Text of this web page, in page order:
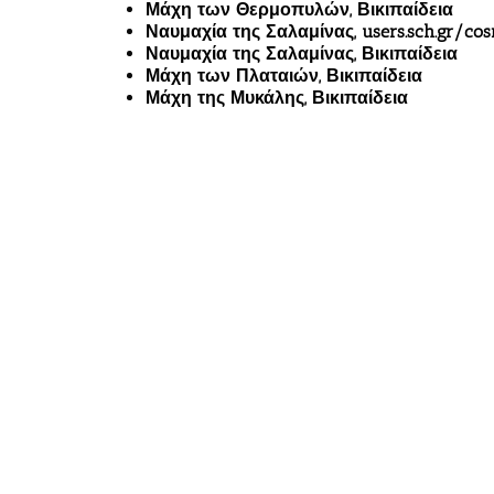
Μάχη των Θερμοπυλών, Βικιπαίδεια
Ναυμαχία της Σαλαμίνας, users.sch.gr/
Ναυμαχία της Σαλαμίνας, Βικιπαίδεια
Μάχη των Πλαταιών, Βικιπαίδεια
Μάχη της Μυκάλης, Βικιπαίδεια